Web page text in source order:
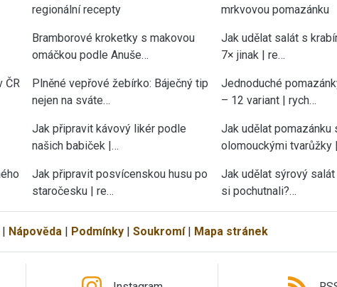
ČR
regionální recepty
Bramborové kroketky s makovou
omáčkou podle Anuše…
Plněné vepřové žebírko: Báječný tip
nejen na sváte…
Jak připravit kávový likér podle
našich babiček |…
Jak připravit posvícenskou husu po
staročesku | re…
mrkvovou pomazánku
Jak udělat salát s
7× jinak | re…
Jednoduché
– 12 variant | rych…
Jak udělat pomazánku
olomouckými tvarůžky
Jak udělat sýrový
si pochutnali?…
Nápověda| Podmínky| Soukromí| Mapa stránek